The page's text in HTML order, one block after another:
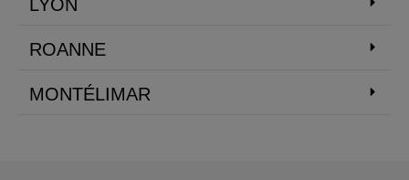
LYON
ROANNE
MONTÉLIMAR